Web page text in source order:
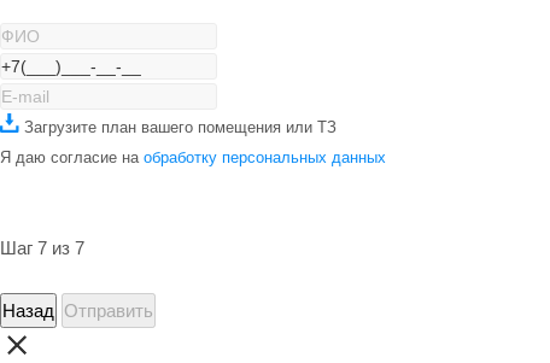
Загрузите план вашего помещения или ТЗ
Я даю согласие на обработку персональных данных
Шаг 7 из 7
Назад Отправить